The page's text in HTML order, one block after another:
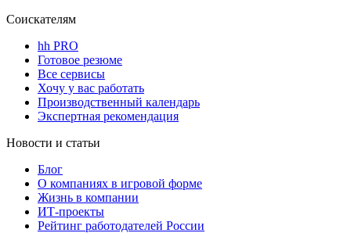
Соискателям
hh PRO
Готовое резюме
Все сервисы
Хочу у вас работать
Производственный календарь
Экспертная рекомендация
Новости и статьи
Блог
О компаниях в игровой форме
Жизнь в компании
ИТ-проекты
Рейтинг работодателей России